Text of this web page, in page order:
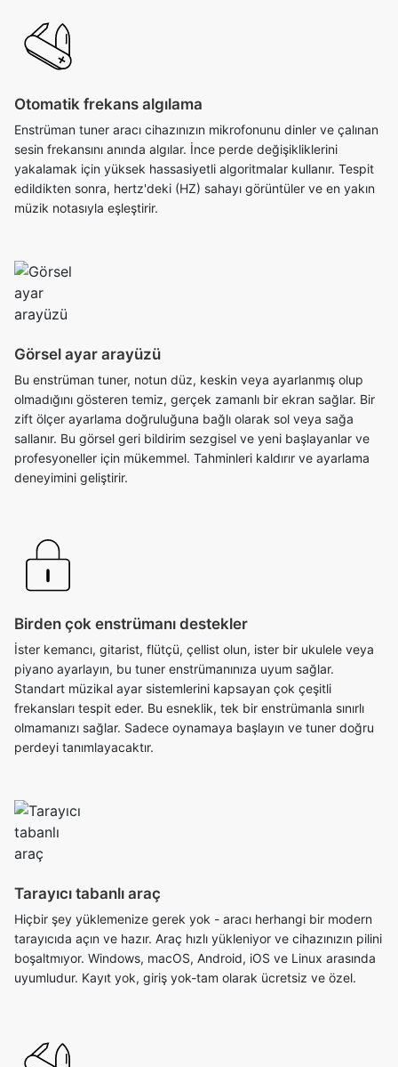
Otomatik frekans algılama
Enstrüman tuner aracı cihazınızın mikrofonunu dinler ve çalınan
sesin frekansını anında algılar. İnce perde değişikliklerini
yakalamak için yüksek hassasiyetli algoritmalar kullanır. Tespit
edildikten sonra, hertz'deki (HZ) sahayı görüntüler ve en yakın
müzik notasıyla eşleştirir.
Görsel ayar arayüzü
Bu enstrüman tuner, notun düz, keskin veya ayarlanmış olup
olmadığını gösteren temiz, gerçek zamanlı bir ekran sağlar. Bir
zift ölçer ayarlama doğruluğuna bağlı olarak sol veya sağa
sallanır. Bu görsel geri bildirim sezgisel ve yeni başlayanlar ve
profesyoneller için mükemmel. Tahminleri kaldırır ve ayarlama
deneyimini geliştirir.
Birden çok enstrümanı destekler
İster kemancı, gitarist, flütçü, çellist olun, ister bir ukulele veya
piyano ayarlayın, bu tuner enstrümanınıza uyum sağlar.
Standart müzikal ayar sistemlerini kapsayan çok çeşitli
frekansları tespit eder. Bu esneklik, tek bir enstrümanla sınırlı
olmamanızı sağlar. Sadece oynamaya başlayın ve tuner doğru
perdeyi tanımlayacaktır.
Tarayıcı tabanlı araç
Hiçbir şey yüklemenize gerek yok - aracı herhangi bir modern
tarayıcıda açın ve hazır. Araç hızlı yükleniyor ve cihazınızın pilini
boşaltmıyor. Windows, macOS, Android, iOS ve Linux arasında
uyumludur. Kayıt yok, giriş yok-tam olarak ücretsiz ve özel.